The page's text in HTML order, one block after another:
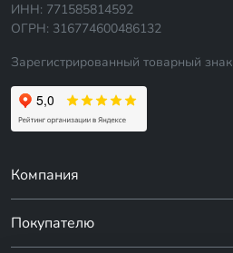
ИНН: 771585814592
ОГРН: 316774600486132
Зарегистрированный товарный
Компания
Покупателю